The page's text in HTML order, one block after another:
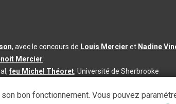
, avec le concours de Louis Mercier et Nadine
Mercier
feu Michel Théoret, Université de Sherbrooke
du contenu :2026-08-03
bon fonctionnement. Vous pouvez